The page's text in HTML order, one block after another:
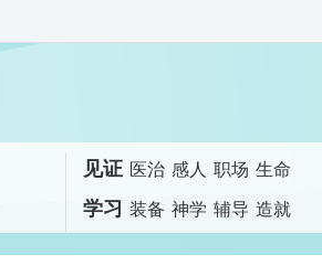
见证 医治 感人 职场 生命
学习 装备 神学 辅导 造就